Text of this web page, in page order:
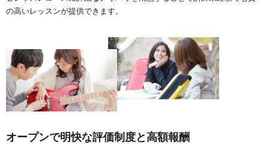
の高いレッスンが提供できます。
オープンで明快な評価制度と高額報酬